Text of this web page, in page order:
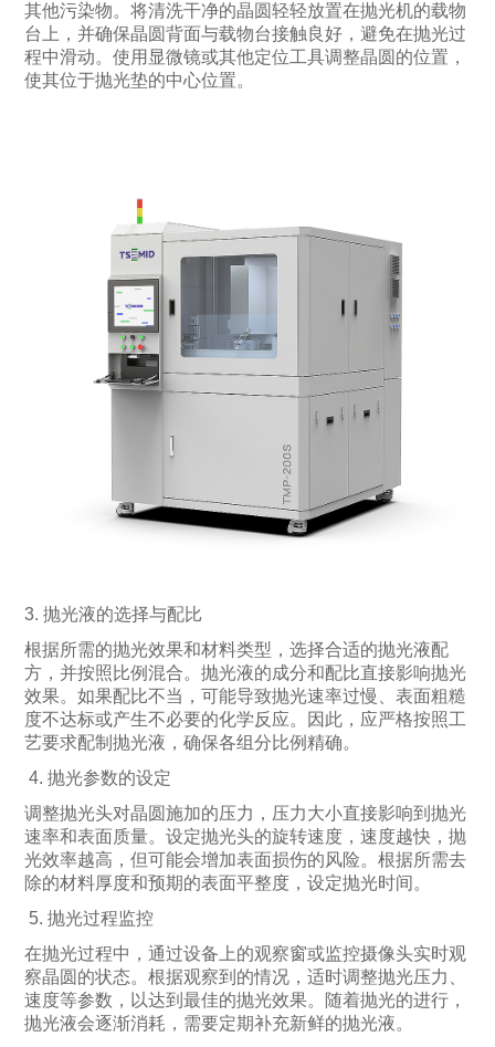
其他污染物。将清洗干净的晶圆轻轻放置在抛光机的载物
台上，并确保晶圆背面与载物台接触良好，避免在抛光过
程中滑动。使用显微镜或其他定位工具调整晶圆的位置，
使其位于抛光垫的中心位置。
3. 抛光液的选择与配比
根据所需的抛光效果和材料类型，选择合适的抛光液配
方，并按照比例混合。抛光液的成分和配比直接影响抛光
效果。如果配比不当，可能导致抛光速率过慢、表面粗糙
度不达标或产生不必要的化学反应。因此，应严格按照工
艺要求配制抛光液，确保各组分比例精确。
4. 抛光参数的设定
调整抛光头对晶圆施加的压力，压力大小直接影响到抛光
速率和表面质量。设定抛光头的旋转速度，速度越快，抛
光效率越高，但可能会增加表面损伤的风险。根据所需去
除的材料厚度和预期的表面平整度，设定抛光时间。
5. 抛光过程监控
在抛光过程中，通过设备上的观察窗或监控摄像头实时观
察晶圆的状态。根据观察到的情况，适时调整抛光压力、
速度等参数，以达到最佳的抛光效果。随着抛光的进行，
抛光液会逐渐消耗，需要定期补充新鲜的抛光液。